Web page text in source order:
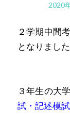
2020
２学期中間
となりました
３年生の大
試・記述模試